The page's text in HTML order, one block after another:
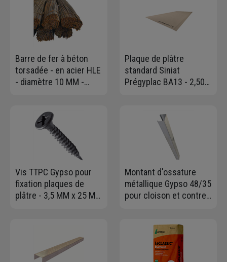
Barre de fer à béton
torsadée - en acier HLE
- diamètre 10 MM -
Plaque de plâtre
standard Siniat
Prégyplac BA13 - 2,50
Vis TTPC Gypso pour
fixation plaques de
plâtre - 3,5 MM x 25 MM
Montant d'ossature
métallique Gypso 48/35
pour cloison et contre-